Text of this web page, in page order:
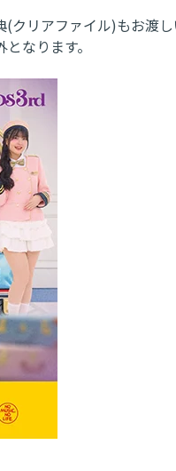
リアファイル)もお渡
なります。